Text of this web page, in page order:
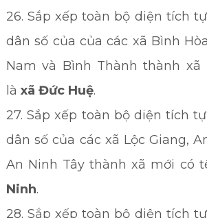
26. Sắp xếp toàn bộ diện tích
dân số của của các xã Bình
Nam và Bình Thành thành
là xã Đức Huệ.
27. Sắp xếp toàn bộ diện tích
dân số của các xã Lộc Giang,
An Ninh Tây thành xã mới có
Ninh.
28. Sắp xếp toàn bộ diện tích